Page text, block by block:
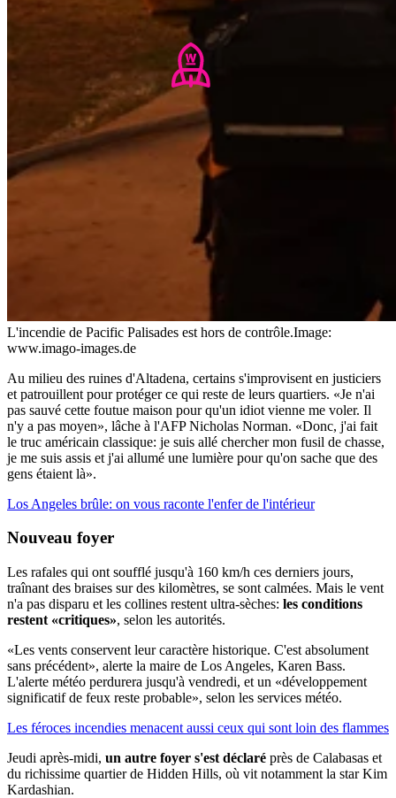
L'incendie de Pacific Palisades est hors de contrôle.Image:
www.imago-images.de
Au milieu des ruines d'Altadena, certains s'improvisent en justiciers
et patrouillent pour protéger ce qui reste de leurs quartiers. «Je n'ai
pas sauvé cette foutue maison pour qu'un idiot vienne me voler. Il
n'y a pas moyen», lâche à l'AFP Nicholas Norman. «Donc, j'ai fait
le truc américain classique: je suis allé chercher mon fusil de chasse,
je me suis assis et j'ai allumé une lumière pour qu'on sache que des
gens étaient là».
Los Angeles brûle: on vous raconte l'enfer de l'intérieur
Nouveau foyer
Les rafales qui ont soufflé jusqu'à 160 km/h ces derniers jours,
traînant des braises sur des kilomètres, se sont calmées. Mais le vent
n'a pas disparu et les collines restent ultra-sèches: les conditions
restent «critiques», selon les autorités.
«Les vents conservent leur caractère historique. C'est absolument
sans précédent», alerte la maire de Los Angeles, Karen Bass.
L'alerte météo perdurera jusqu'à vendredi, et un «développement
significatif de feux reste probable», selon les services météo.
Les féroces incendies menacent aussi ceux qui sont loin des flammes
Jeudi après-midi, un autre foyer s'est déclaré près de Calabasas et
du richissime quartier de Hidden Hills, où vit notamment la star Kim
Kardashian.